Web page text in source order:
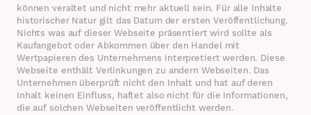
können veraltet und nicht mehr aktuell sein. Für alle Inhalte
historischer Natur gilt das Datum der ersten Veröffentlichung.
Nichts was auf dieser Webseite präsentiert wird sollte als
Kaufangebot oder Abkommen über den Handel mit
Wertpapieren des Unternehmens interpretiert werden. Diese
Webseite enthält Verlinkungen zu andern Webseiten. Das
Unternehmen überprüft nicht den Inhalt und hat auf deren
Inhalt keinen Einfluss, haftet also nicht für die Informationen,
die auf solchen Webseiten veröffentlicht werden.